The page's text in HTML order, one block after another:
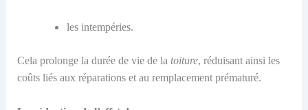
les intempéries.
Cela prolonge la durée de vie de la toiture, réduisant ainsi les
coûts liés aux réparations et au remplacement prématuré.